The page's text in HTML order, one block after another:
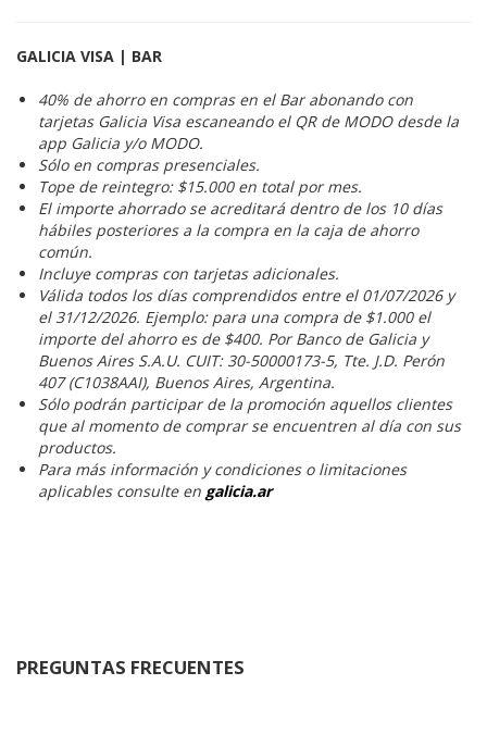
GALICIA VISA | BAR
40% de ahorro en compras en el Bar abonando con
tarjetas Galicia Visa escaneando el QR de MODO desde la
app Galicia y/o MODO.
Sólo en compras presenciales.
Tope de reintegro: $15.000 en total por mes.
El importe ahorrado se acreditará dentro de los 10 días
hábiles posteriores a la compra en la caja de ahorro
común.
Incluye compras con tarjetas adicionales.
Válida todos los días comprendidos entre el 01/07/2026 y
el 31/12/2026. Ejemplo: para una compra de $1.000 el
importe del ahorro es de $400. Por Banco de Galicia y
Buenos Aires S.A.U. CUIT: 30-50000173-5, Tte. J.D. Perón
407 (C1038AAI), Buenos Aires, Argentina.
Sólo podrán participar de la promoción aquellos clientes
que al momento de comprar se encuentren al día con sus
productos.
Para más información y condiciones o limitaciones
aplicables consulte en galicia.ar
PREGUNTAS FRECUENTES